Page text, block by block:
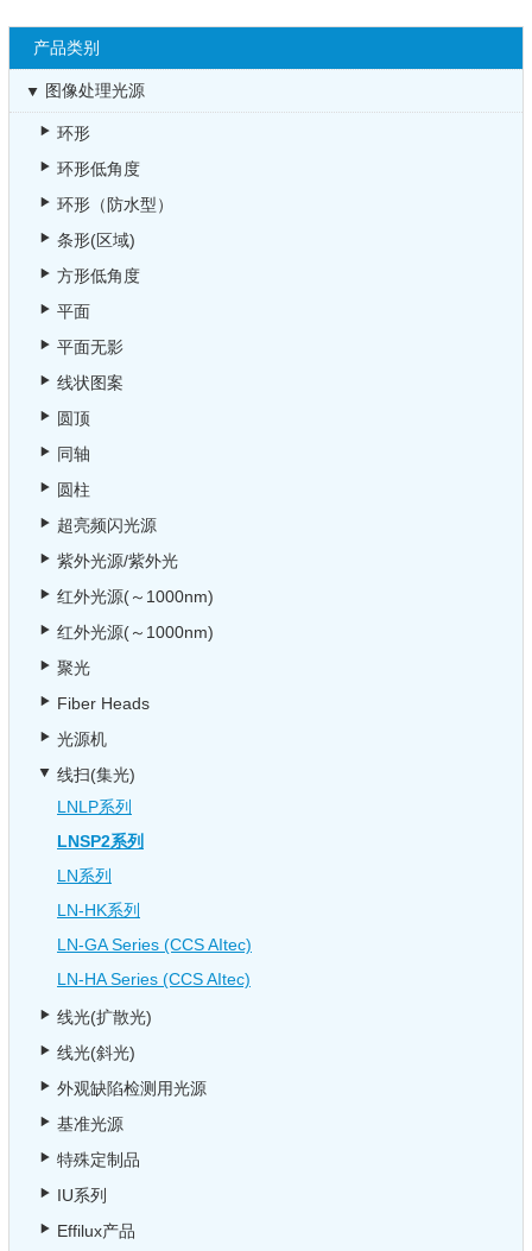
产品类别
图像处理光源
环形
环形低角度
环形（防水型）
条形(区域)
方形低角度
平面
平面无影
线状图案
圆顶
同轴
圆柱
超亮频闪光源
紫外光源/紫外光
红外光源(～1000nm)
红外光源(～1000nm)
聚光
Fiber Heads
光源机
线扫(集光)
LNLP系列
LNSP2系列
LN系列
LN-HK系列
LN-GA Series (CCS AItec)
LN-HA Series (CCS AItec)
线光(扩散光)
线光(斜光)
外观缺陷检测用光源
基准光源
特殊定制品
IU系列
Effilux产品